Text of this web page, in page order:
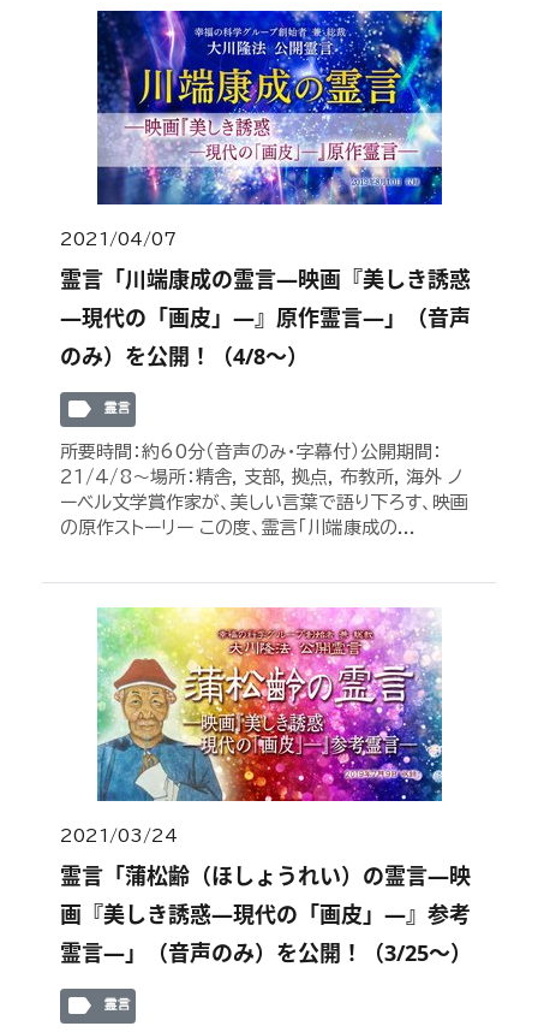
2021/04/07
霊言「川端康成の霊言―映画『美しき誘惑
―現代の「画皮」―』原作霊言―」（音声
のみ）を公開！（4/8～）
label
霊言
所要時間：約60分（音声のみ・字幕付）公開期間：
21/4/8～場所：精舎, 支部, 拠点, 布教所, 海外 ノ
ーベル文学賞作家が、美しい言葉で語り下ろす、映画
の原作ストーリー この度、霊言「川端康成の...
2021/03/24
霊言「蒲松齢（ほしょうれい）の霊言—映
画『美しき誘惑—現代の「画皮」—』参考
霊言—」（音声のみ）を公開！（3/25～）
label
霊言